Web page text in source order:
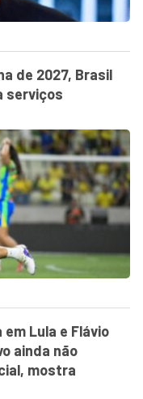
de 2027, Brasil
serviços
Lula e Flávio
ainda não
mostra